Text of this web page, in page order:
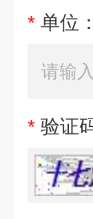
* 单位：
* 验证